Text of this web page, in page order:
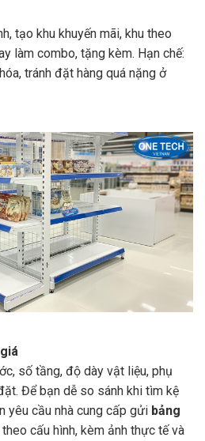
tạo khu khuyến mãi, khu theo
làm combo, tặng kèm. Hạn chế:
tránh đặt hàng quá nặng ở
số tầng, độ dày vật liệu, phụ
Để bạn dễ so sánh khi tìm kệ
yêu cầu nhà cung cấp gửi bảng
theo cấu hình, kèm ảnh thực tế và